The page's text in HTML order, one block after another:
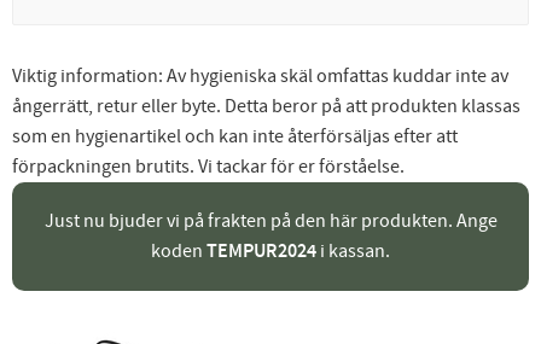
Viktig information: Av hygieniska skäl omfattas kuddar inte av
ångerrätt, retur eller byte. Detta beror på att produkten klassas
som en hygienartikel och kan inte återförsäljas efter att
förpackningen brutits. Vi tackar för er förståelse.
Just nu bjuder vi på frakten på den här produkten. Ange
koden TEMPUR2024 i kassan.